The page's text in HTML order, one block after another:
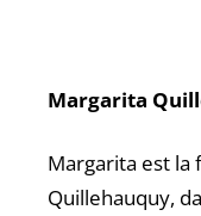
Margarita
Margarita est la
Quillehauquy,